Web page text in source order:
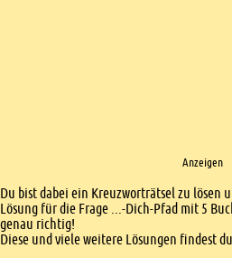
Anzeigen
Einleitung
Du bist dabei ein Kreuzworträtsel zu lösen
Lösung für die Frage ...-Dich-Pfad mit 5
genau richtig!
Diese und viele weitere Lösungen findest